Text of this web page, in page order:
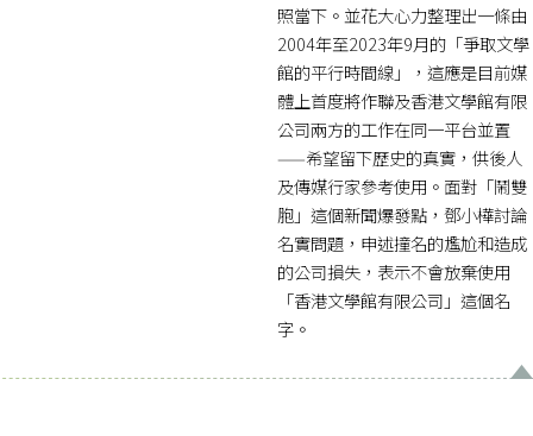
照當下。並花大心力整理出一條由
2004年至2023年9月的「爭取文學
館的平行時間線」，這應是目前媒
體上首度將作聯及香港文學館有限
公司兩方的工作在同一平台並置
——希望留下歷史的真實，供後人
及傳媒行家參考使用。面對「鬧雙
胞」這個新聞爆發點，鄧小樺討論
名實問題，申述撞名的尷尬和造成
的公司損失，表示不會放棄使用
「香港文學館有限公司」這個名
字。